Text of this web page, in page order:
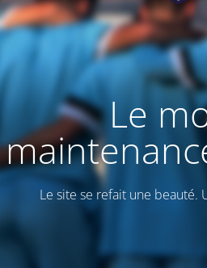
Le
Le site se refait une beauté.